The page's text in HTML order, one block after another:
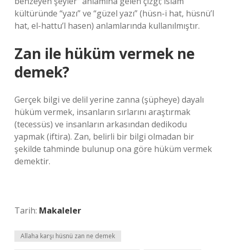
kültüründe “yazı” ve “güzel yazı” (hüsn-i hat, hüsnü’l
hat, el-hattu’l hasen) anlamlarında kullanılmıştır.
Zan ile hüküm vermek ne
demek?
Gerçek bilgi ve delil yerine zanna (şüpheye) dayalı
hüküm vermek, insanların sırlarını araştırmak
(tecessüs) ve insanların arkasından dedikodu
yapmak (iftira). Zan, belirli bir bilgi olmadan bir
şekilde tahminde bulunup ona göre hüküm vermek
demektir.
Tarih: Makaleler
Allaha karşı hüsnü zan ne demek